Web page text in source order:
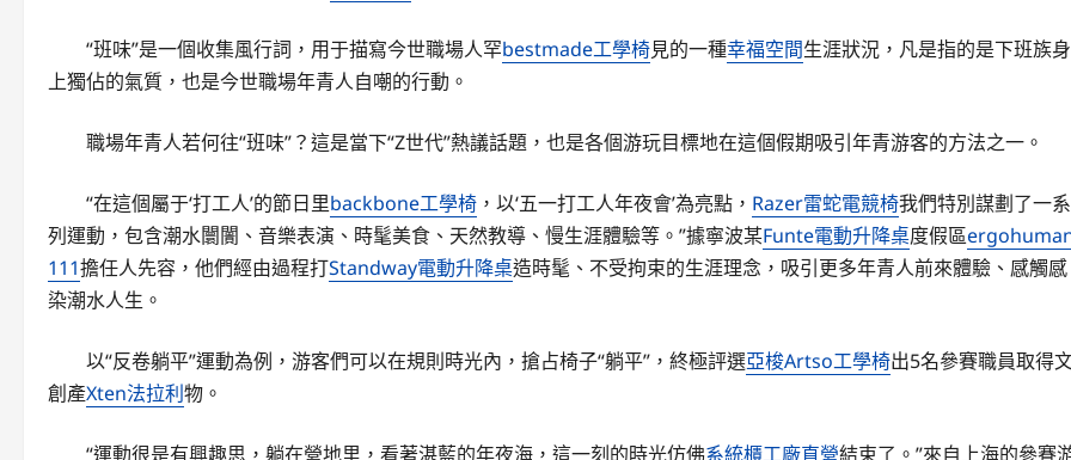
“班味”是一個收集風行詞，用于描寫今世職場人罕bestmade工學椅見的一種幸福空間生涯狀況，凡是指的是下班族身
上獨佔的氣質，也是今世職場年青人自嘲的行動。
職場年青人若何往“班味”？這是當下“Z世代”熱議話題，也是各個游玩目標地在這個假期吸引年青游客的方法之一。
“在這個屬于‘打工人’的節日里backbone工學椅 ，以‘五一打工人年夜會’為亮點， Razer雷蛇電競椅我們特別謀劃了一系
列運動，包含潮水闤闠、音樂表演、時髦美食、天然教導、慢生涯體驗等。”據寧波某Funte電動升降桌度假區
111擔任人先容，他們經由過程打Standway電動升降桌造時髦、不受拘束的生涯理念，吸引更多年青人前來體驗、感觸感
染潮水人生。
以“反卷躺平”運動為例，游客們可以在規則時光內，搶占椅子“躺平”，終極評選亞梭Artso工學椅出5名參賽職員取得
創產Xten法拉利物。
“運動很是有興趣思，躺在營地里，看著湛藍的年夜海，這一刻的時光仿佛系統櫃工廠直營結束了。”來自上海的參賽